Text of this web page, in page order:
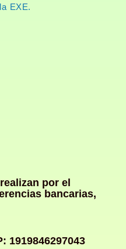
EXE.
por el
bancarias,
1919846297043